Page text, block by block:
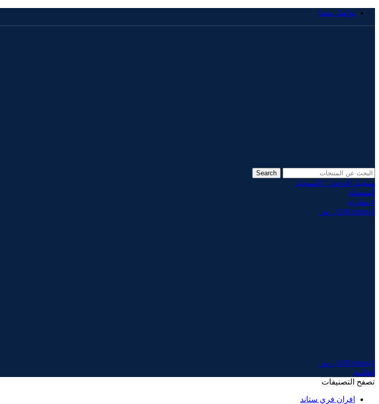
تواصل معنا
Search
تسجيل الدخول / التسجيل
المفضلة
0 مقارنة
0
items
0.00 ر.س
0
items
0.00 ر.س
القائمة
تصفح التصنيفات
افران فري ستاند